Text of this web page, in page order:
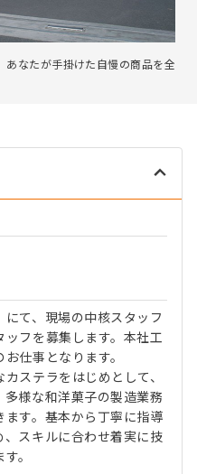
あなたが手掛けた自慢の商品を全
て、現場の中核スタッフ
フを募集します。本社工
仕事となります。
ステラをはじめとして、
多様な和洋菓子の製造業務
す。基本から丁寧に指導
スキルに合わせ着実に技
。